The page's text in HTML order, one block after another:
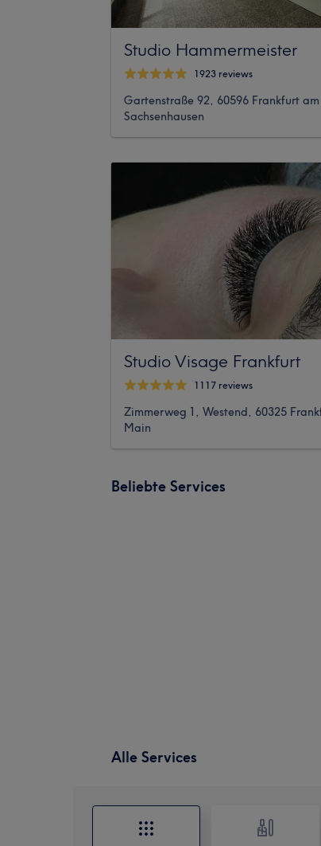
Studio Hammermeister
1923 reviews
Gartenstraße 92, 60596 Frankfurt
Sachsenhausen
Studio Visage Frankfurt
1117 reviews
Zimmerweg 1, Westend, 60325
Main
Beliebte Services
Alle Services